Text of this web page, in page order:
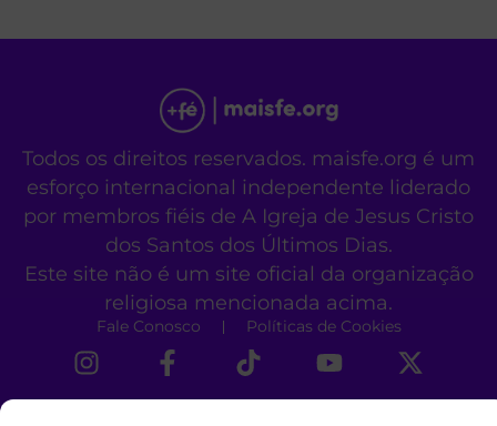
Todos os direitos reservados. maisfe.org é um
esforço internacional independente liderado
por membros fiéis de A Igreja de Jesus Cristo
dos Santos dos Últimos Dias.
Este site não é um site oficial da organização
religiosa mencionada acima.
Fale Conosco Políticas de Cookies